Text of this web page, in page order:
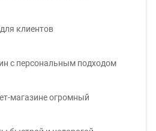
клиентов
с персональным подходом
магазине огромный